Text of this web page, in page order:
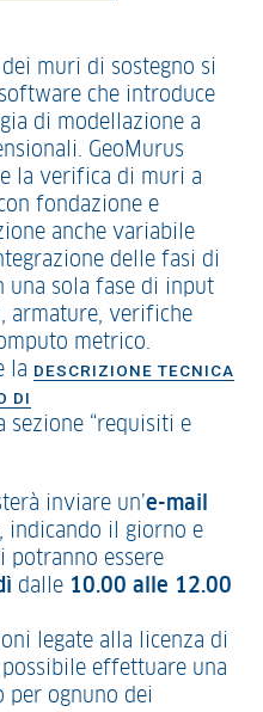
muri di sostegno si
che introduce
di modellazione a
GeoMurus
la verifica di muri a
fondazione e
anche variabile
delle fasi di
una sola fase di input
armature, verifiche
metrico.
la DESCRIZIONE TECNICA
DI
sezione “requisiti e
inviare un’e-mail
, indicando il giorno e
potranno essere
dalle 10.00 alle 12.00
legate alla licenza di
effettuare una
per ognuno dei